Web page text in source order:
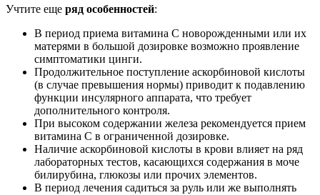
Учтите еще ряд особенностей:
В период приема витамина С новорожденными или их
матерями в большой дозировке возможно проявление
симптоматики цинги.
Продолжительное поступление аскорбиновой кислоты
(в случае превышения нормы) приводит к подавлению
функции инсулярного аппарата, что требует
дополнительного контроля.
При высоком содержании железа рекомендуется прием
витамина С в ограниченной дозировке.
Наличие аскорбиновой кислоты в крови влияет на ряд
лабораторных тестов, касающихся содержания в моче
билирубина, глюкозы или прочих элементов.
В период лечения садиться за руль или же выполнять